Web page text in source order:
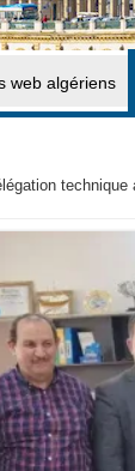
web algériens